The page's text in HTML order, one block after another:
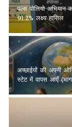
पल्स पोलियो
91.2% लक्ष्य हासिल
अच्छाईयों की अपनी
स्टेट में वापस आएँ